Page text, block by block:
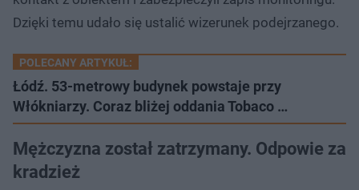
Dzięki temu udało się ustalić wizerunek podejrzanego.
POLECANY ARTYKUŁ:
Łódź. 53-metrowy budynek powstaje przy
Włókniarzy. Coraz bliżej oddania Tobaco …
Mężczyzna został zatrzymany. Odpowie za
kradzież